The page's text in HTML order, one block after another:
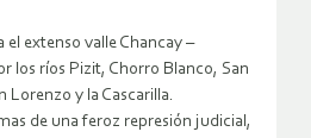
extenso valle Chancay –
los ríos Pizit, Chorro Blanco, San
Lorenzo y la Cascarilla.
de una feroz represión judicial,